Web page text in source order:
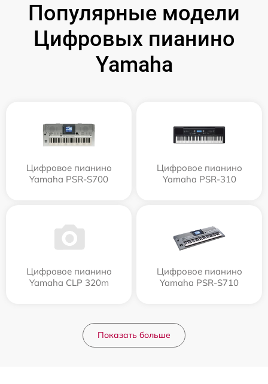
Популярные модели
Цифровых пианино
Yamaha
Цифровое пианино
Yamaha PSR-S700
Цифровое пианино
Yamaha PSR-310
Цифровое пианино
Yamaha CLP 320m
Цифровое пианино
Yamaha PSR-S710
Показать больше